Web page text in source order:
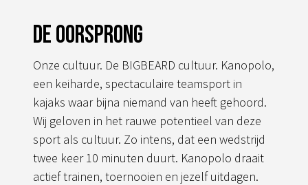
De oorsprong
Onze cultuur. De BIGBEARD cultuur. Kanopolo,
een keiharde, spectaculaire teamsport in
kajaks waar bijna niemand van heeft gehoord.
Wij geloven in het rauwe potentieel van deze
sport als cultuur. Zo intens, dat een wedstrijd
twee keer 10 minuten duurt. Kanopolo draait
actief trainen, toernooien en jezelf uitdagen.